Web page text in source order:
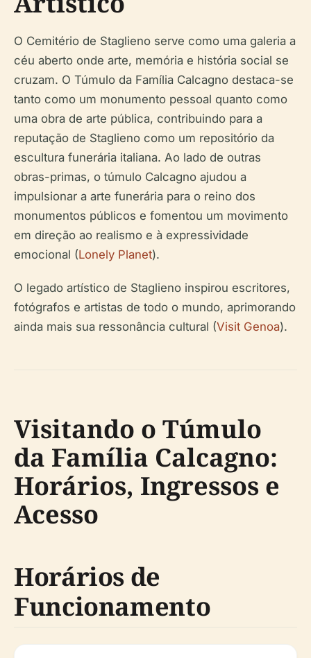
O Cemitério de Staglieno serve como uma galeria a
céu aberto onde arte, memória e história social se
cruzam. O Túmulo da Família Calcagno destaca-se
tanto como um monumento pessoal quanto como
uma obra de arte pública, contribuindo para a
reputação de Staglieno como um repositório da
escultura funerária italiana. Ao lado de outras
obras-primas, o túmulo Calcagno ajudou a
impulsionar a arte funerária para o reino dos
monumentos públicos e fomentou um movimento
em direção ao realismo e à expressividade
emocional (Lonely Planet).
O legado artístico de Staglieno inspirou escritores,
fotógrafos e artistas de todo o mundo, aprimorando
ainda mais sua ressonância cultural (Visit Genoa).
Visitando o Túmulo
da Família Calcagno:
Horários, Ingressos e
Acesso
Horários de
Funcionamento